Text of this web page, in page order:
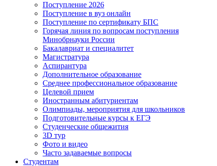
Поступление 2026
Поступление в вуз онлайн
Поступление по сертификату БПС
Горячая линия по вопросам поступления
Минобрнауки России
Бакалавриат и специалитет
Магистратура
Аспирантура
Дополнительное образование
Среднее профессиональное образование
Целевой прием
Иностранным абитуриентам
Олимпиады, мероприятия для школьников
Подготовительные курсы к ЕГЭ
Студенческие общежития
3D тур
Фото и видео
Часто задаваемые вопросы
Студентам